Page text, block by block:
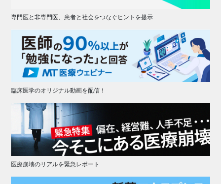
専門医と非専門医、患者と社会をつなぐヒントを提示
臨床医学のオリジナル動画を配信！
医療崩壊のリアルを緊急レポート